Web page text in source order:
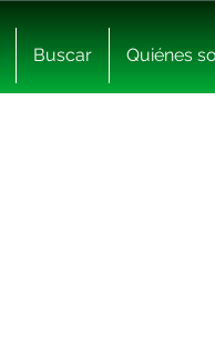
Buscar Quiénes